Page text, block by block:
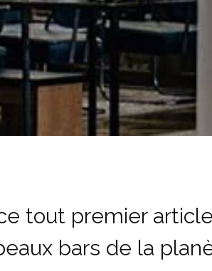
tout premier
bars de la